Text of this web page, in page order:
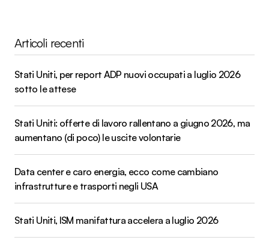
Articoli recenti
Stati Uniti, per report ADP nuovi occupati a luglio 2026
sotto le attese
Stati Uniti: offerte di lavoro rallentano a giugno 2026, ma
aumentano (di poco) le uscite volontarie
Data center e caro energia, ecco come cambiano
infrastrutture e trasporti negli USA
Stati Uniti, ISM manifattura accelera a luglio 2026